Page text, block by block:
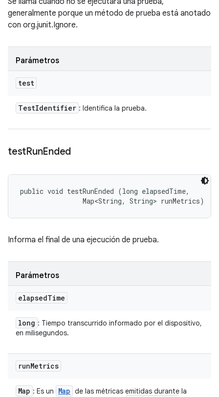
generalmente porque un método de prueba está anotado
con org.junit.Ignore.
Parámetros
test
TestIdentifier : Identifica la prueba.
testRunEnded
public void testRunEnded (long elapsedTime,
                Map<String, String> runMetrics)
Informa el final de una ejecución de prueba.
Parámetros
elapsedTime
long : Tiempo transcurrido informado por el dispositivo,
en milisegundos.
runMetrics
Map : Es un Map de las métricas emitidas durante la